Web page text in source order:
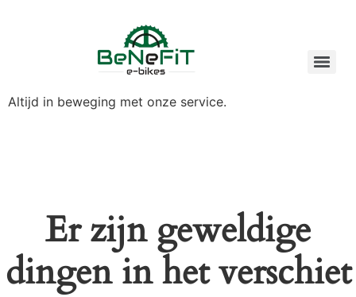
Altijd in beweging met onze service.
Er zijn geweldige
dingen in het verschiet